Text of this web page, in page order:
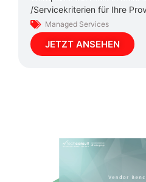
/Servicekriterien für Ihre
Managed Services
JETZT ANSEHEN